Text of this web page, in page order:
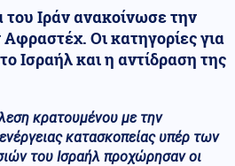
του Ιράν ανακοίνωσε την
Οι κατηγορίες για
Ισραήλ και η αντίδραση της
κρατουμένου με την
κατασκοπείας υπέρ των
του Ισραήλ προχώρησαν οι